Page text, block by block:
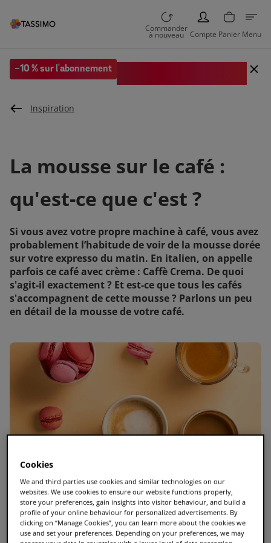
Commander
à nouveau
PERSON
Compte Panier Menu
-10 % sur l'abonnement
Inspiration
La mousse sur le café :
qu'est-ce que c'est ?
Si vous avez votre propre machine à café, vous avez
probablement l’habitude de voir de la mousse dorée
sur votre expresso du matin. En italien, on appelle
parfois ce café avec crème : Caffè Crema. De quoi
s'agit-il exactement ? Et est-ce que tous les cafés
s'accompagnent de cette mousse ? Parlons un peu
en détail de la mousse de votre café.
Cookies
We and third parties use cookies and similar technologies on our
websites. We use cookies to ensure our website functions properly,
store your preferences, gain insights into visitor behaviour, and build a
profile of your online behaviour for personalized advertisements. By
clicking on “Manage Cookies”, you can learn more about the cookies we
use and set your preferences. Depending on your preferences, we may